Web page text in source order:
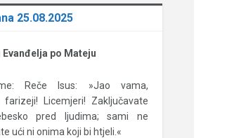
25.08.2025
po Mateju
Reče Isus: »Jao vama,
Licemjeri! Zaključavate
pred ljudima; sami ne
ući ni onima koji bi htjeli.«